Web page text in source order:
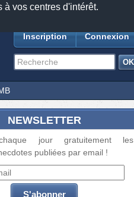
vos centres d'intérêt.
anecdotes-399lecteurs connectés
Inscription Connexion
NEWSLETTER
jour gratuitement les
publiées par email !